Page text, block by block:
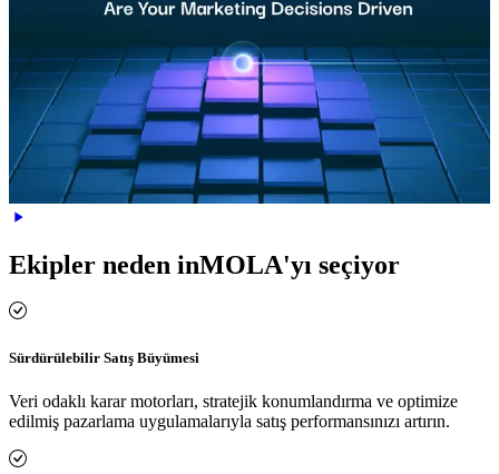
Ekipler neden inMOLA'yı seçiyor
Sürdürülebilir Satış Büyümesi
Veri odaklı karar motorları, stratejik konumlandırma ve optimize
edilmiş pazarlama uygulamalarıyla satış performansınızı artırın.